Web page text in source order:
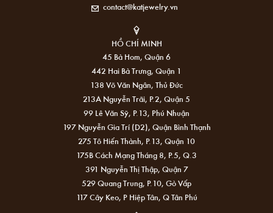
contact@katjewelry.vn
HỒ CHÍ MINH
45 Bà Hom, Quận 6
442 Hai Bà Trưng, Quận 1
138 Võ Văn Ngân, Thủ Đức
213A Nguyễn Trãi, P.2, Quận 5
99 Lê Văn Sỹ, P.13, Phú Nhuận
197 Nguyễn Gia Trí (D2), Quận Bình Thạnh
275 Tô Hiến Thành, P.13, Quận 10
175B Cách Mạng Tháng 8, P.5, Q.3
391 Nguyễn Thị Thập, Quận 7
529 Quang Trung, P.10, Gò Vấp
117 Cây Keo, P Hiệp Tân, Q Tân Phú